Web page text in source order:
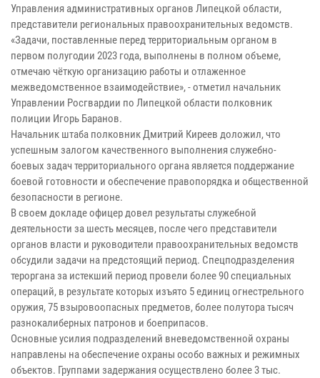
Управления административных органов Липецкой области,
представители региональных правоохранительных ведомств.
«Задачи, поставленные перед территориальным органом в
первом полугодии 2023 года, выполнены в полном объеме,
отмечаю чёткую организацию работы и отлаженное
межведомственное взаимодействие», - отметил начальник
Управлении Росгвардии по Липецкой области полковник
полиции Игорь Баранов.
Начальник штаба полковник Дмитрий Киреев доложил, что
успешным залогом качественного выполнения служебно-
боевых задач территориального органа является поддержание
боевой готовности и обеспечение правопорядка и общественной
безопасности в регионе.
В своем докладе офицер довел результаты служебной
деятельности за шесть месяцев, после чего представители
органов власти и руководители правоохранительных ведомств
обсудили задачи на предстоящий период. Спецподразделения
тероргана за истекший период провели более 90 специальных
операций, в результате которых изъято 5 единиц огнестрельного
оружия, 75 взыровоопасных предметов, более полутора тысяч
разнокалиберных патронов и боеприпасов.
Основные усилия подразделений вневедомственной охраны
направлены на обеспечение охраны особо важных и режимных
объектов. Группами задержания осуществлено более 3 тыс.